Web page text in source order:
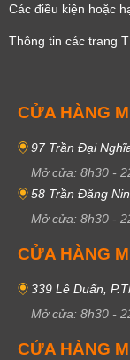
Các điều kiện hoặc
Thông tin các trang
CỬA HÀNG
97 Trần Đại
Mở cửa: 8h30 -
58 Trần Đăng
Mở cửa: 8h30 -
CỬA HÀNG
339 Lê Duẩn,
Mở cửa: 8h30 -
CỬA HÀNG